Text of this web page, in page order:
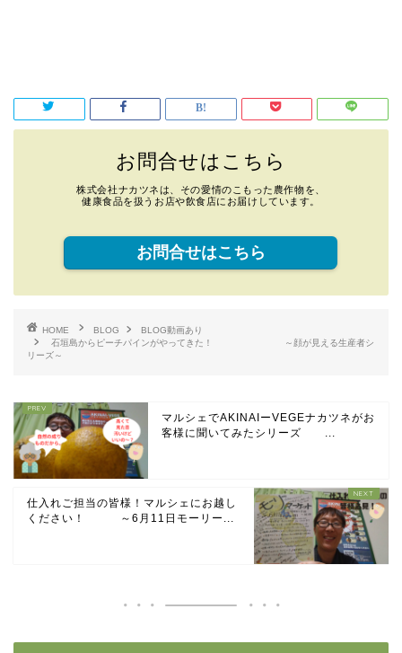
お問合せはこちら
株式会社ナカツネは、その愛情のこもった農作物を、
健康食品を扱うお店や飲食店にお届けしています。
お問合せはこちら
HOME BLOG
BLOG動画あり
石垣島からピーチパインがやってきた！ ～顔が見える生産者シ
リーズ～
マルシェでAKINAIーVEGEナカツネがお
客様に聞いてみたシリーズ ...
仕入れご担当の皆様！マルシェにお越し
ください！ ～6月11日モーリー...